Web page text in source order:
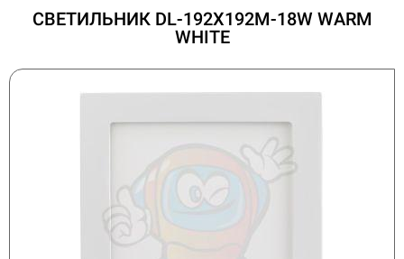
СВЕТИЛЬНИК DL-192X192M-18W WARM
WHITE